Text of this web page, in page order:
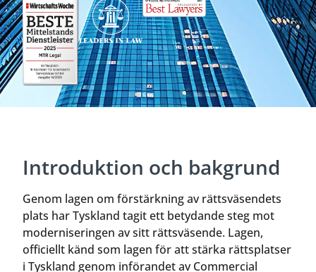
Introduktion och bakgrund
Genom lagen om förstärkning av rättsväsendets
plats har Tyskland tagit ett betydande steg mot
moderniseringen av sitt rättsväsende. Lagen,
officiellt känd som lagen för att stärka rättsplatser
i Tyskland genom införandet av Commercial